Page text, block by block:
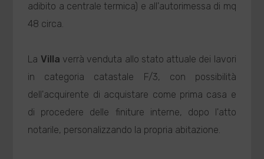
adibito a centrale termica) e all'autorimessa di mq
48 circa.
La Villa verrà venduta allo stato attuale dei lavori
in categoria catastale F/3, con possibilità
dell'acquirente di acquistare come prima casa e
di procedere delle finiture interne, dopo l'atto
notarile, personalizzando la propria abitazione.